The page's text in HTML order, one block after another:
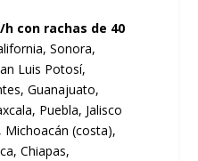
con rachas de 40
Sonora,
Luis Potosí,
Guanajuato,
Puebla, Jalisco
(costa),
Chiapas,